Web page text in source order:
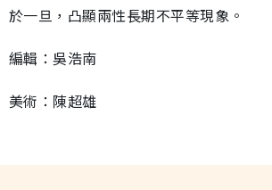
於一旦，凸顯兩性長期不平等現象。
編輯：吳浩南
美術：陳超雄